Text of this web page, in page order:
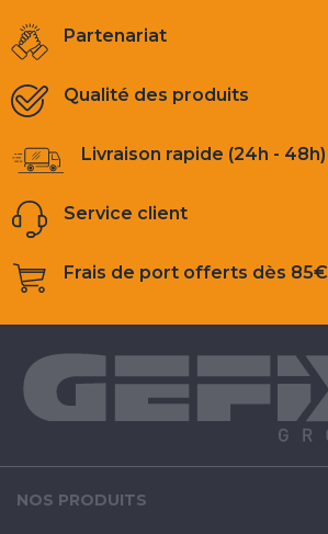
Partenariat
Qualité des produits
Livraison rapide (24h - 48h)
Service client
Frais de port offerts dès
NOS PRODUITS